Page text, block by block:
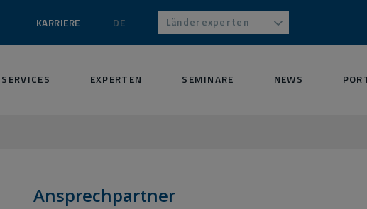
KARRIERE DE Länderexperten
SERVICES EXPERTEN SEMINARE NEWS
Ansprechpartner